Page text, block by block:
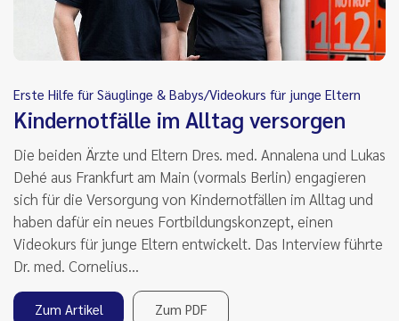
Erste Hilfe für Säuglinge & Babys/Videokurs für junge Eltern
Kindernotfälle im Alltag versorgen
Die beiden Ärzte und Eltern Dres. med. Annalena und Lukas
Dehé aus Frankfurt am Main (vormals Berlin) engagieren
sich für die Versorgung von Kindernotfällen im Alltag und
haben dafür ein neues Fortbildungskonzept, einen
Videokurs für junge Eltern entwickelt. Das Interview führte
Dr. med. Cornelius…
Zum Artikel Zum PDF